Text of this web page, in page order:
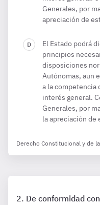
Generales, por
apreciación de
El Estado podrá
principios
disposiciones
Autónomas, aun
a la competencia
interés general.
Generales, por
la apreciación de
Derecho Constitucional y de
De conformidad